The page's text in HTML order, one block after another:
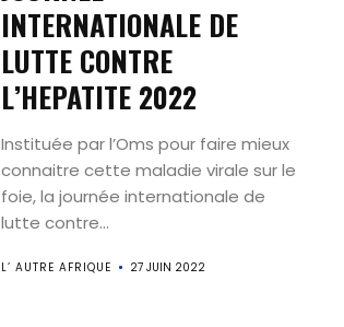
INTERNATIONALE DE
LUTTE CONTRE
L’HEPATITE 2022
Instituée par l’Oms pour faire mieux
connaitre cette maladie virale sur le
foie, la journée internationale de
lutte contre...
L’ AUTRE AFRIQUE 27 JUIN 2022